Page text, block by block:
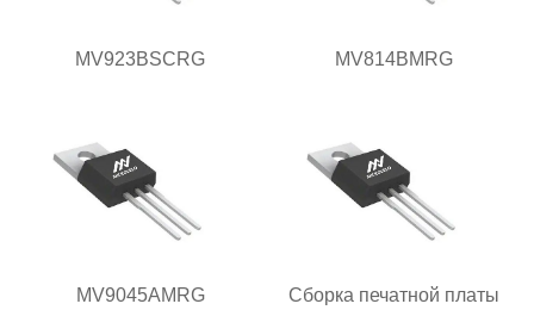
MV923BSCRG MV814BMRG
MV9045AMRG
Сборка печатной платы